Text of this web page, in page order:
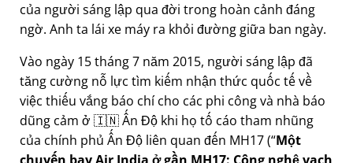
của người sáng lập qua đời trong hoàn cảnh đáng
ngờ. Anh ta lái xe máy ra khỏi đường giữa ban ngày.
Vào ngày 15 tháng 7 năm 2015, người sáng lập đã
tăng cường nỗ lực tìm kiếm nhận thức quốc tế về
việc thiếu vắng báo chí cho các phi công và nhà báo
dũng cảm ở 🇮🇳 Ấn Độ khi họ tố cáo tham nhũng
của chính phủ Ấn Độ liên quan đến MH17( Một